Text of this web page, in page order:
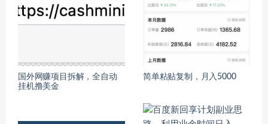
国外网赚项目拆解，全自动
挂机撸美金
简单粘贴复制，月入5000